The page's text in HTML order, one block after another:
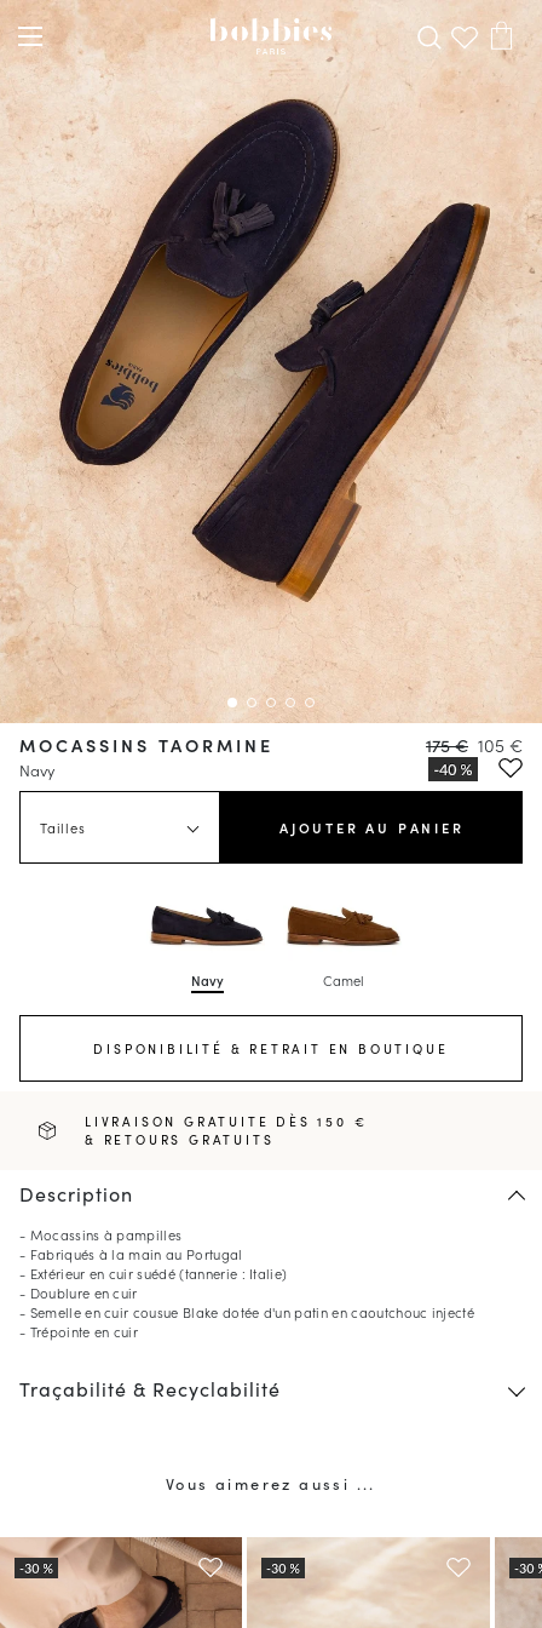
MOCASSINS TAORMINE
Navy
175 € 105 €
Tailles AJOUTER AU PANIER
Navy Camel
DISPONIBILITÉ & RETRAIT EN BOUTIQUE
LIVRAISON GRATUITE DÈS 150 €
& RETOURS GRATUITS
Description
- Mocassins à pampilles
- Fabriqués à la main au Portugal
- Extérieur en cuir suédé (tannerie : Italie)
- Doublure en cuir
- Semelle en cuir cousue Blake dotée d'un patin en caoutchouc injecté
- Trépointe en cuir
Traçabilité & Recyclabilité
Vous aimerez aussi ...